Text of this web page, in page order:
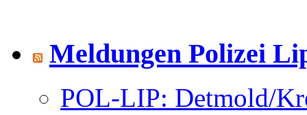
Meldungen Polizei
POL-LIP: Detmold/